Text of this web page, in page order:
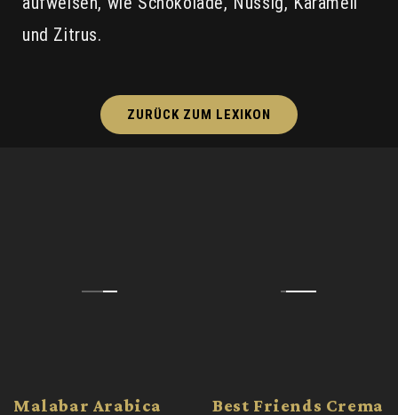
und Zitrus.
ZURÜCK ZUM LEXIKON
Malabar Arabica
Best Friends Crema